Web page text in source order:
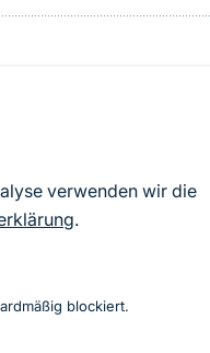
verwenden wir die
.
blockiert.
Deutschlands (Stand:
freigegebenen